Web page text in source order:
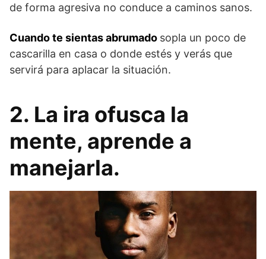
de forma agresiva no conduce a caminos sanos.
Cuando te sientas abrumado sopla un poco de
cascarilla en casa o donde estés y verás que
servirá para aplacar la situación.
2. La ira ofusca la
mente, aprende a
manejarla.